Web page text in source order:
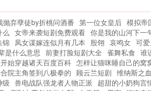
动？布桐不敢动，
家
抛弃孽徒by折桃问酒番 第一位女皇后 模拟帝
么 女帝来袭短剧免费观看 你是我的山河下一
锦 凤女谋嫁连似月有几本 殷翎 哀鸣女 可
是什么意思 前妻打脸短剧大全 雀舞私食 谁
始穿越诸天百度百科 怎样让猫咪睡自己的窝
院主角签到八极拳的 顾云兰短剧 维纳斯之
级 兽电战队强龙者人物正派 超甜的小奶狗言